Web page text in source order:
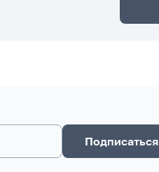
Подписаться